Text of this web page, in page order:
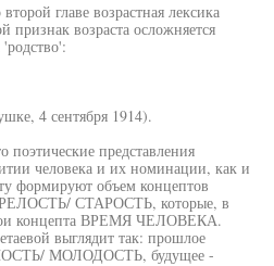
главе возрастная лексика
признак возраста осложняется
4 сентября 1914).
поэтические представления
человека и их номинации, как и
формируют объем концептов
СТАРОСТЬ, которые, в
концепта ВРЕМЯ ЧЕЛОВЕКА.
выглядит так: прошлое
МОЛОДОСТЬ, будущее -